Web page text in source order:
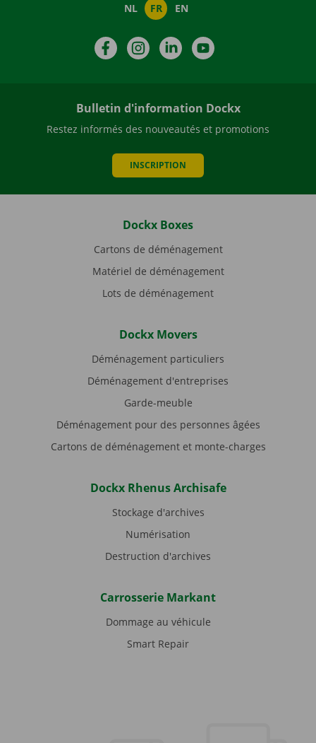
NL FR EN
FacebookInstagramLinkedIn
Bulletin d'information Dockx
Restez informés des nouveautés et promotions
INSCRIPTION
Dockx Boxes
Cartons de déménagement
Matériel de déménagement
Lots de déménagement
Dockx Movers
Déménagement particuliers
Déménagement d'entreprises
Garde-meuble
Déménagement pour des personnes âgées
Cartons de déménagement et monte-charges
Dockx Rhenus Archisafe
Stockage d'archives
Numérisation
Destruction d'archives
Carrosserie Markant
Dommage au véhicule
Smart Repair